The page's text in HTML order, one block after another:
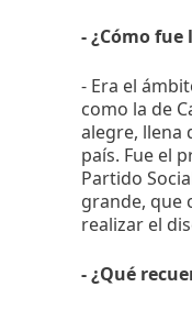
- ¿Cómo
- Era el
como la de
alegre, llena
país. Fue el
Partido
grande, que
realizar el
- ¿Qué